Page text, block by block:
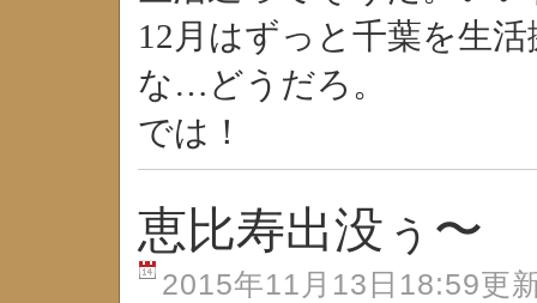
12月はずっと千葉を生
な…どうだろ。
では！
恵比寿出没ぅ〜
2015年11月13日18:59更